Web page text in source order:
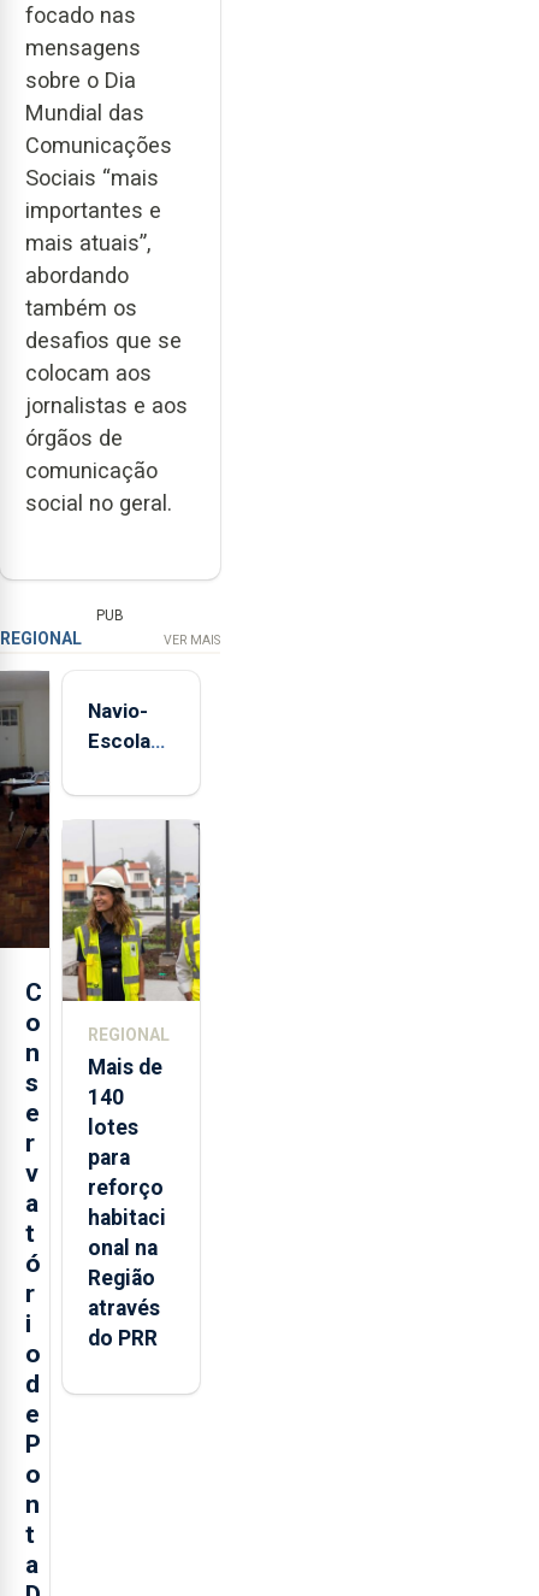
focado nas
mensagens
sobre o Dia
Mundial das
Comunicações
Sociais “mais
importantes e
mais atuais”,
abordando
também os
desafios que se
colocam aos
jornalistas e aos
órgãos de
comunicação
social no geral.
PUB
REGIONAL VER MAIS
C
o
n
s
e
r
v
a
t
ó
r
i
o
d
e
P
o
n
t
a
Navio-
Escola
está de
aos
Açores
REGIONAL
Mais de
140
lotes
para
reforço
habitaci
onal na
Região
através
do PRR